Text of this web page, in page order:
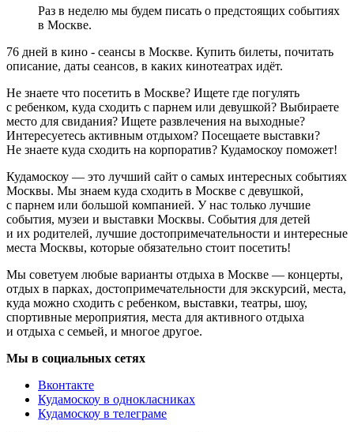
Раз в неделю мы будем писать о предстоящих событиях
в Москве.
76 дней в кино - сеансы в Москве. Купить билеты, почитать
описание, даты сеансов, в каких кинотеатрах идёт.
Не знаете что посетить в Москве? Ищете где погулять
с ребенком, куда сходить с парнем или девушкой? Выбираете
место для свидания? Ищете развлечения на выходные?
Интересуетесь активным отдыхом? Посещаете выставки?
Не знаете куда сходить на корпоратив? Кудамоскоу поможет!
Кудамоскоу — это лучший сайт о самых интересных событиях
Москвы. Мы знаем куда сходить в Москве с девушкой,
с парнем или большой компанией. У нас только лучшие
события, музеи и выставки Москвы. События для детей
и их родителей, лучшие достопримечательности и интересные
места Москвы, которые обязательно стоит посетить!
Мы советуем любые варианты отдыха в Москве — концерты,
отдых в парках, достопримечательности для экскурсий, места,
куда можно сходить с ребенком, выставки, театры, шоу,
спортивные мероприятия, места для активного отдыха
и отдыха с семьей, и многое другое.
Мы в социальных сетях
Вконтакте
Кудамоскоу в однокласниках
Кудамоскоу в телеграме